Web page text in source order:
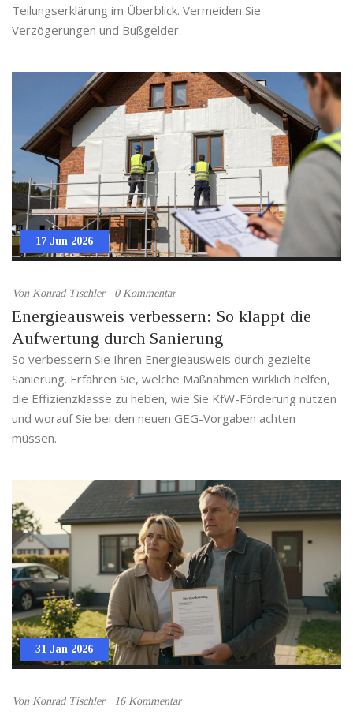
Teilungserklärung im Überblick. Vermeiden Sie
Verzögerungen und Bußgelder.
17 Jun 2026
Von Konrad Tischler 0 Kommentar
Energieausweis verbessern: So klappt die
Aufwertung durch Sanierung
So verbessern Sie Ihren Energieausweis durch gezielte
Sanierung. Erfahren Sie, welche Maßnahmen wirklich helfen,
die Effizienzklasse zu heben, wie Sie KfW-Förderung nutzen
und worauf Sie bei den neuen GEG-Vorgaben achten
müssen.
31 Jan 2026
Von Konrad Tischler 16 Kommentar